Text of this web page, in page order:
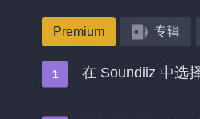
Premium 专辑
在 Soundiiz 中选